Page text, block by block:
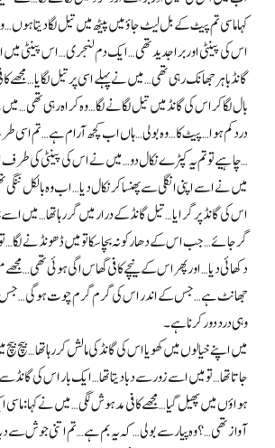
کہا ماسی تم پیٹ کے بل لیٹ جاؤ میں پیٹھ میں تیل لگا دیتا
اس کی پینٹی اور برا جدید تھی… ایک دم لنجری… اس پینٹی
گانڈ باہر جھانک رہی تھی… میں نے پہلے اسی پر تیل لگایا…
بال لگا کر اس کی گانڈ میں تیل لگانے لگا… وہ کراہ رہی تھی…
درد کم ہوا… پیٹ کا… وہ بولی… ہاں اب کچھ آرام ہے… تم اسی
چاہیے تو تم یہ کپڑے نکال دو… میں نے اس کی پینٹی کی طرف اشارہ کیا… تم ہی نکال دو نا…
میں نے اسے اپنی انگلی سے پھنسا کر نکال دیا… اب وہ بالکل
اس کی گانڈ پر گرایا… تیل گانڈ کے درار میں گر رہا تھا… میں اسے
گر جائے… جب اس کے دھار کو نہ بچا سکا تو میں ڈھونڈنے لگا… تو
دکھائی دیا… اور پھر اس کے نیچے کافی گھاس اگی ہوئی تھی… مجھے
جھانٹ ہے… جس کے اندر اس کی گرم گرم چوت ہوگی… جس
وہی درد دور کرنا ہے۔
میں اپنے خیالوں میں کھویا اس کی گانڈ کی مالش کر رہا تھا… بیچ
جاتا تھا… تو میں اسے زور سے دبا دیتا تھا… ایک بار اس کی گانڈ
آواز تھی…؟ وہ پیار سے بولی… کہ یہ بم ہے… تم اتنی جوش سے